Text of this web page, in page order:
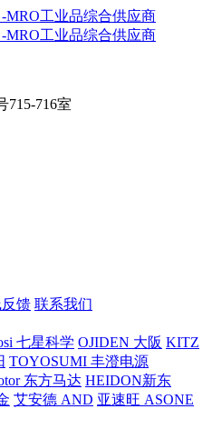
715-716室
馈 联系我们
七星科学 OJIDEN 大阪 KITZ
TOYOSUMI 丰澄电源
东方马达 HEIDON新东
艾安德 AND 亚速旺 ASONE